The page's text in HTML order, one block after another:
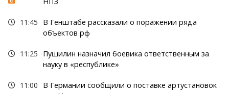
11:45
В Генштабе рассказали о поражении ряда
объектов рф
11:25
Пушилин назначил боевика ответственным за
науку в «республике»
11:00
В Германии сообщили о поставке артустановок